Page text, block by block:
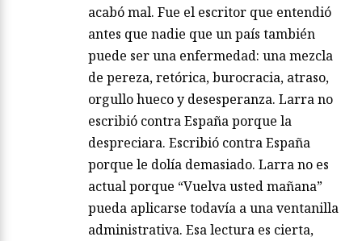
acabó mal. Fue el escritor que entendió
antes que nadie que un país también
puede ser una enfermedad: una mezcla
de pereza, retórica, burocracia, atraso,
orgullo hueco y desesperanza. Larra no
escribió contra España porque la
despreciara. Escribió contra España
porque le dolía demasiado. Larra no es
actual porque “Vuelva usted mañana”
pueda aplicarse todavía a una ventanilla
administrativa. Esa lectura es cierta,